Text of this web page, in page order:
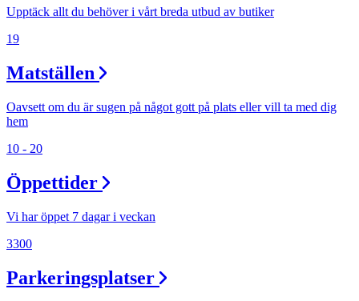
Upptäck allt du behöver i vårt breda utbud av butiker
19
Matställen
Oavsett om du är sugen på något gott på plats eller vill ta med dig
hem
10 - 20
Öppettider
Vi har öppet 7 dagar i veckan
3300
Parkeringsplatser